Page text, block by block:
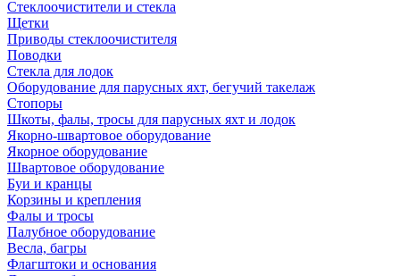
Стеклоочистители и стекла
Щетки
Приводы стеклоочистителя
Поводки
Стекла для лодок
Оборудование для парусных яхт, бегучий такелаж
Стопоры
Шкоты, фалы, тросы для парусных яхт и лодок
Якорно-швартовое оборудование
Якорное оборудование
Швартовое оборудование
Буи и кранцы
Корзины и крепления
Фалы и тросы
Палубное оборудование
Весла, багры
Флагштоки и основания